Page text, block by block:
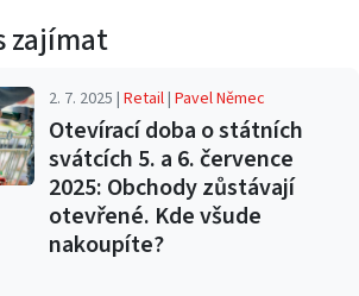
zajímat
2. 7. 2025 |Retail|Pavel Němec
Otevírací doba o státních
svátcích 5. a 6. července
2025: Obchody zůstávají
otevřené. Kde všude
nakoupíte?